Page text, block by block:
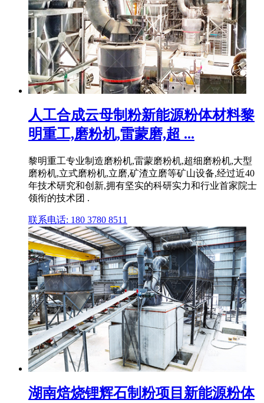
人工合成云母制粉新能源粉体材料黎
明重工,磨粉机,雷蒙磨,超 ...
黎明重工专业制造磨粉机,雷蒙磨粉机,超细磨粉机,大型
磨粉机,立式磨粉机,立磨,矿渣立磨等矿山设备,经过近40
年技术研究和创新,拥有坚实的科研实力和行业首家院士
领衔的技术团 .
联系电话: 180 3780 8511
湖南焙烧锂辉石制粉项目新能源粉体